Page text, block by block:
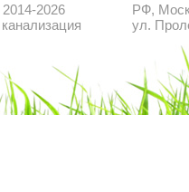
2026
РФ,
ул.